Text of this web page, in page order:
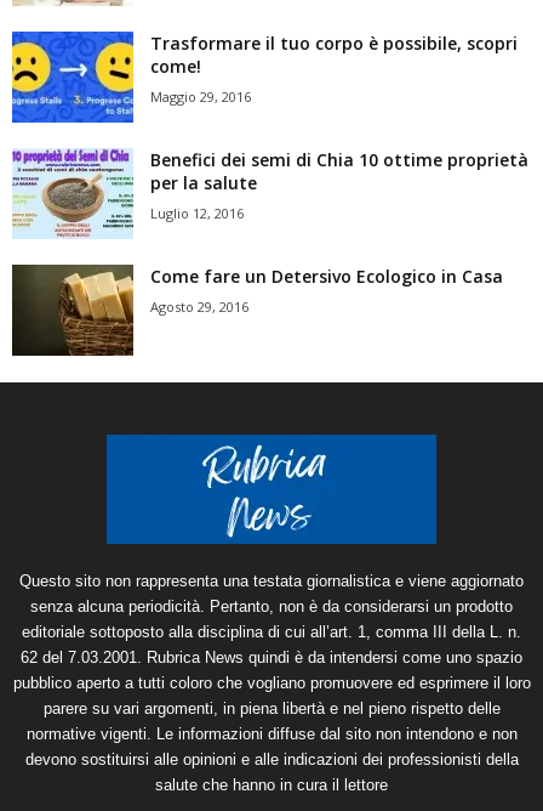
Trasformare il tuo corpo è possibile, scopri
come!
Maggio 29, 2016
Benefici dei semi di Chia 10 ottime proprietà
per la salute
Luglio 12, 2016
Come fare un Detersivo Ecologico in Casa
Agosto 29, 2016
Questo sito non rappresenta una testata giornalistica e viene aggiornato
senza alcuna periodicità. Pertanto, non è da considerarsi un prodotto
editoriale sottoposto alla disciplina di cui all’art. 1, comma III della L. n.
62 del 7.03.2001. Rubrica News quindi è da intendersi come uno spazio
pubblico aperto a tutti coloro che vogliano promuovere ed esprimere il loro
parere su vari argomenti, in piena libertà e nel pieno rispetto delle
normative vigenti. Le informazioni diffuse dal sito non intendono e non
devono sostituirsi alle opinioni e alle indicazioni dei professionisti della
salute che hanno in cura il lettore